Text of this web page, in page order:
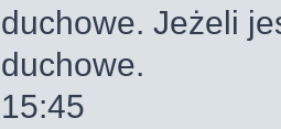
duchowe. Jeżeli
duchowe.
15:45